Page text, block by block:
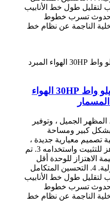
لتقليل طول خط الأنابيب
حدوث تسرب خطوط
الناجمة عن نظام خط
توفير الطاقة 22 كيلو واط 30HP الهواء
المظهر الجميل ، وتوفير
بشكل كبير ومساحة
بنية تصميم معيارية جديدة ،
تخطيط مضغوط ، جاهز للتثبيت واستخدامه 3. تم
الاهتزاز للوحدة أقل
بكثير من المعايير الدولية. 4. التحسين المتكامل
لتقليل طول خط الأنابيب
حدوث تسرب خطوط
الناجمة عن نظام خط